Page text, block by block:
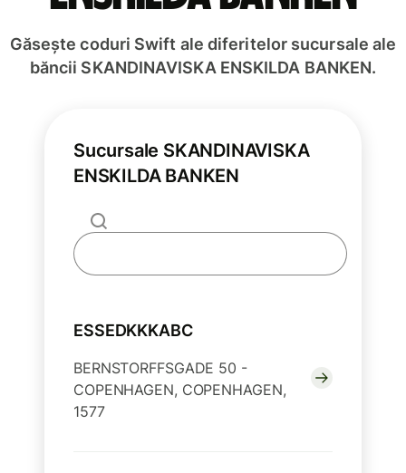
Găsește coduri Swift ale diferitelor sucursale ale
băncii SKANDINAVISKA ENSKILDA BANKEN.
Sucursale SKANDINAVISKA
ENSKILDA BANKEN
ESSEDKKKABC
BERNSTORFFSGADE 50 -
COPENHAGEN, COPENHAGEN,
1577